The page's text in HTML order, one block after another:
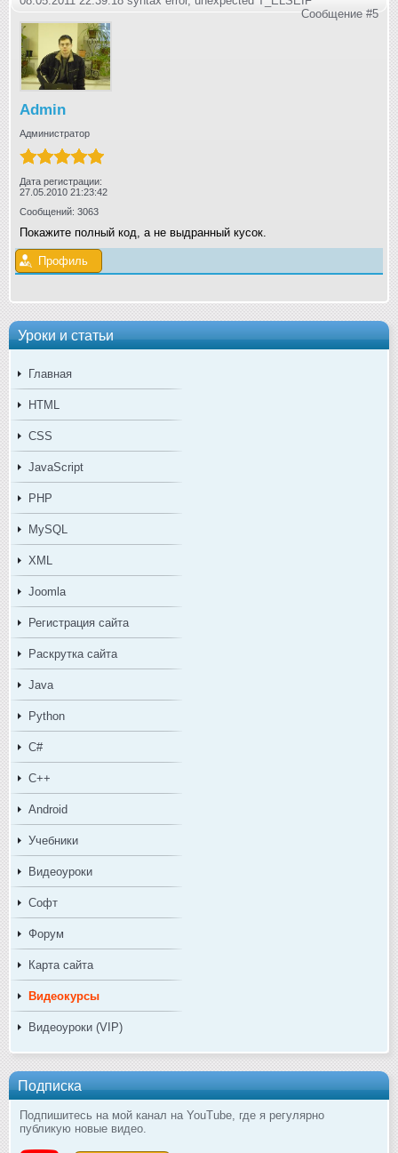
Уроки и статьи
Главная
HTML
CSS
JavaScript
PHP
MySQL
XML
Joomla
Регистрация сайта
Раскрутка сайта
Java
Python
C#
C++
Android
Учебники
Видеоуроки
Софт
Форум
Карта сайта
Видеокурсы
Видеоуроки (VIP)
Подписка
Подпишитесь на мой канал на YouTube, где я регулярно
публикую новые видео.
Сообщение #5
Admin
Администратор
Дата регистрации:
27.05.2010 21:23:42
Сообщений: 3063
Покажите полный код, а не выдранный кусок.
Профиль